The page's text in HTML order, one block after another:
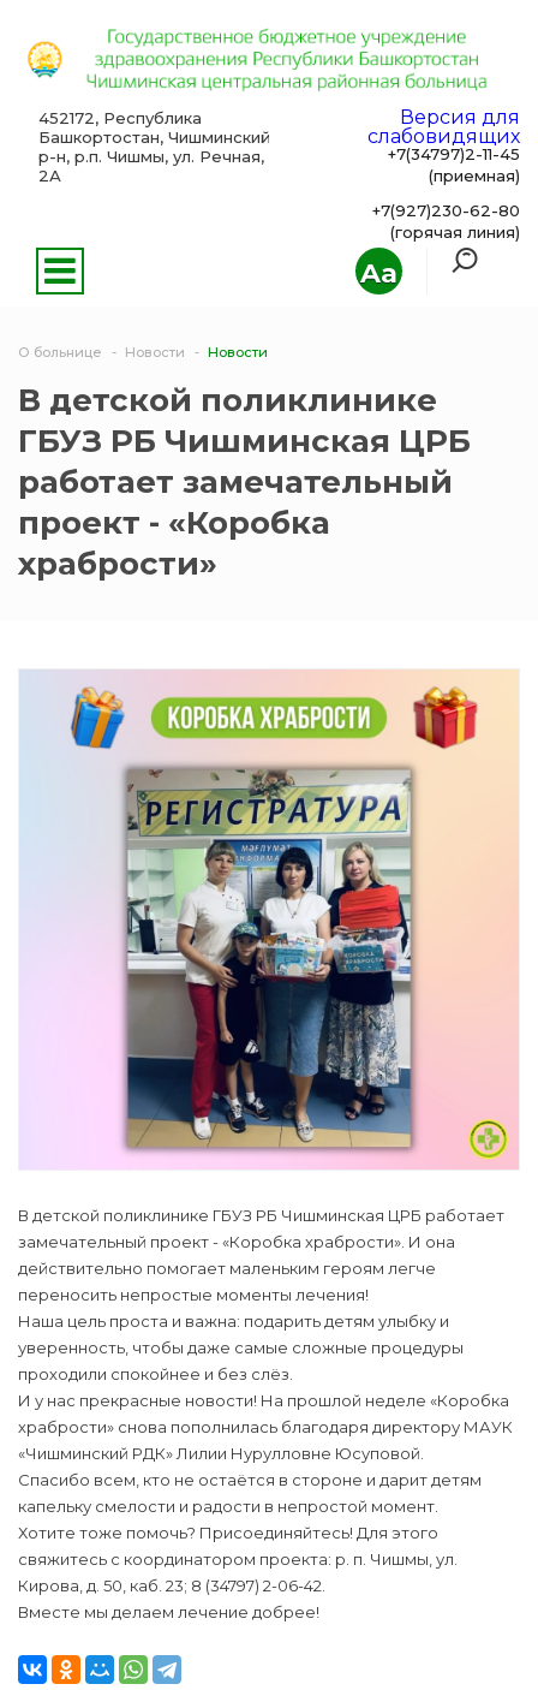
Aa
452172, Республика
Башкортостан, Чишминский
р-н, р.п. Чишмы, ул. Речная,
2А
Версия для
слабовидящих
+7(34797)2-11-45
(приемная)
+7(927)230-62-80
(горячая линия)
О больнице Новости Новости
В детской поликлинике
ГБУЗ РБ Чишминская ЦРБ
работает замечательный
проект - «Коробка
храбрости»
В детской поликлинике ГБУЗ РБ Чишминская ЦРБ работает
замечательный проект - «Коробка храбрости». И она
действительно помогает маленьким героям легче
переносить непростые моменты лечения!
Наша цель проста и важна: подарить детям улыбку и
уверенность, чтобы даже самые сложные процедуры
проходили спокойнее и без слёз.
И у нас прекрасные новости! На прошлой неделе «Коробка
храбрости» снова пополнилась благодаря директору МАУК
«Чишминский РДК» Лилии Нурулловне Юсуповой.
Спасибо всем, кто не остаётся в стороне и дарит детям
капельку смелости и радости в непростой момент.
Хотите тоже помочь? Присоединяйтесь! Для этого
свяжитесь с координатором проекта: р. п. Чишмы, ул.
Кирова, д. 50, каб. 23; 8 (34797) 2-06-42.
Вместе мы делаем лечение добрее!